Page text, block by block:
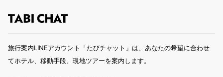
旅行案内LINEアカウント「たびチャット」は、あなたの希望に合わせ
てホテル、移動手段、現地ツアーを案内します。